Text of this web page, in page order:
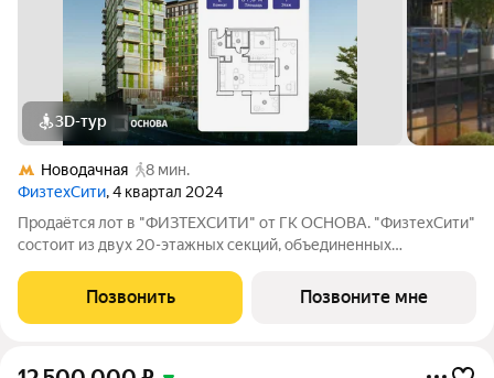
3D-тур
Новодачная
8 мин.
ФизтехСити, 4 квартал 2024
Продаётся лот в "ФИЗТЕХСИТИ" от ГК ОСНОВА. "ФизтехСити"
состоит из двух 20-этажных секций, объединенных
панорамным остеклением. В кластере собственный
подземный паркинг и гостевые парковки, на первых
Позвонить Позвоните мне